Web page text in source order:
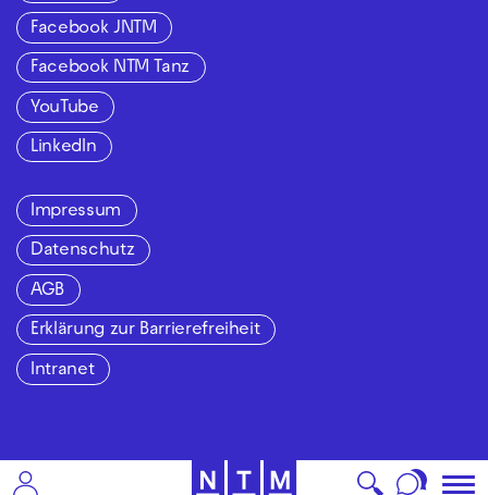
Facebook JNTM
Facebook NTM Tanz
YouTube
LinkedIn
Impressum
Datenschutz
AGB
Erklärung zur Barrierefreiheit
Intranet